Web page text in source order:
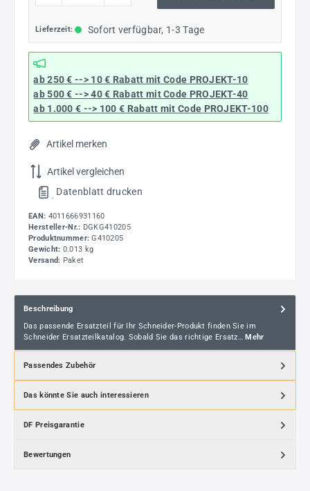
Lieferzeit: Sofort verfügbar, 1-3 Tage
ab 250 € --> 10 € Rabatt mit Code PROJEKT-10
ab 500 € --> 40 € Rabatt mit Code PROJEKT-40
ab 1.000 € --> 100 € Rabatt mit Code PROJEKT-100
Artikel merken
Artikel vergleichen
. Datenblatt drucken
EAN: 4011666931160
Hersteller-Nr.: DGKG410205
Produktnummer: G410205
Gewicht: 0.013 kg
Versand: Paket
Beschreibung
Das passende Ersatzteil für Ihr Schneider-Produkt finden Sie im
Schneider Ersatzteilkatalog. Sobald Sie das richtige Ersatz… Mehr
Passendes Zubehör
Das könnte Sie auch interessieren
DF Preisgarantie
Bewertungen